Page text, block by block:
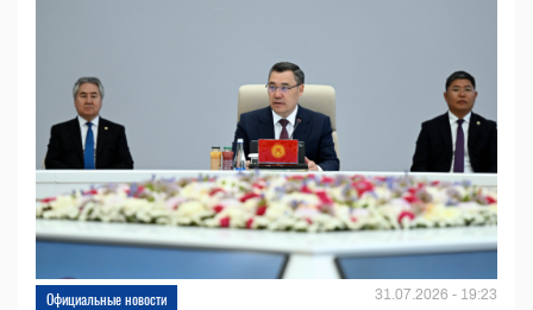
Официальные новости 31.07.2026 - 19:23